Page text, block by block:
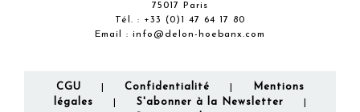
75017 Paris
Tél. : +33 (0)1 47 64 17 80
Email : info@delon-hoebanx.com
CGU Confidentialité
Mentions
légales
S'abonner à la Newsletter